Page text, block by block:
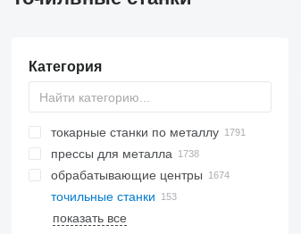
Категория
токарные станки по металлу
прессы для металла
гидравлические прессы
листогибочные прессы
пресс-ножницы
обрабатывающие центры
плоскошлифовальные станки
круглошлифовальные станки
станки для лазерной резки
станки для плазменной резки
точильные станки
показать все